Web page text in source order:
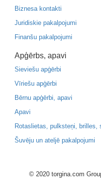
Biznesa kontakti
Juridiskie pakalpojumi
Finanšu pakalpojumi
Apģērbs, apavi
Sieviešu apģērbi
Vīriešu apģērbi
Bērnu apģērbi, apavi
Apavi
Rotaslietas, pulksteņi, brilles,
Šuvēju un ateljē pakalpojumi
© 2020 torgina.com